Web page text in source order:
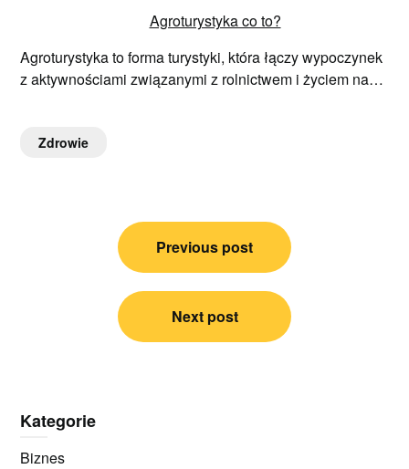
Agroturystyka co to?
Agroturystyka to forma turystyki, która łączy wypoczynek
z aktywnościami związanymi z rolnictwem i życiem na…
Zdrowie
Nawigacja
Previous post
Next post
Kategorie
Biznes